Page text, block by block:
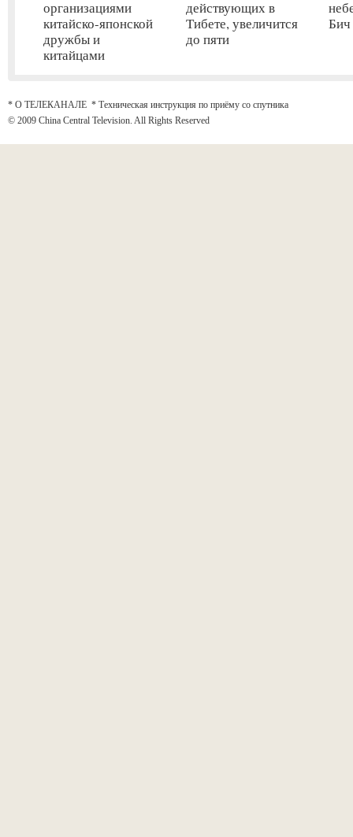
организациями
китайско-японской
дружбы и
китайцами
действующих в
Тибете, увеличится
до пяти
Бич
* О ТЕЛЕКАНАЛЕ * Техническая инструкция по приёму со спутника
© 2009 China Central Television. All Rights Reserved